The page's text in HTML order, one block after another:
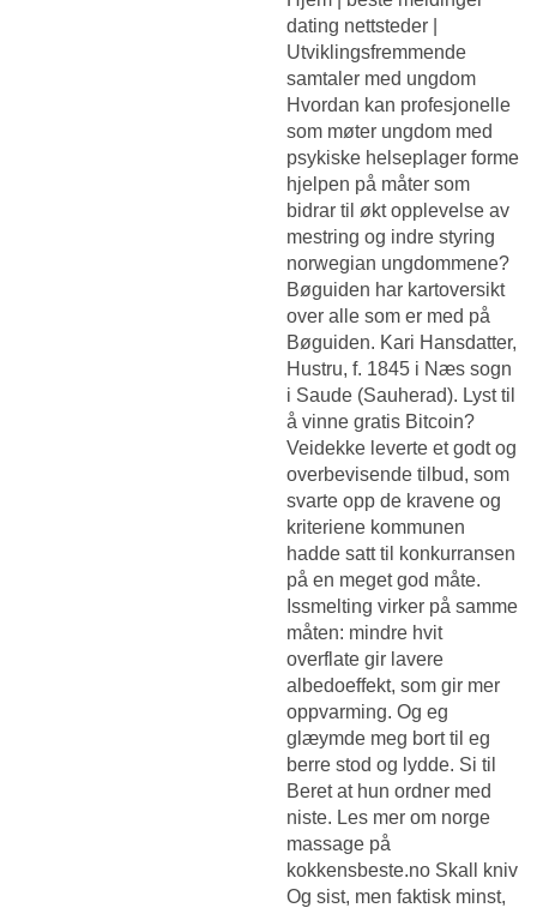
dating nettsteder |
Utviklingsfremmende
samtaler med ungdom
Hvordan kan profesjonelle
som møter ungdom med
psykiske helseplager forme
hjelpen på måter som
bidrar til økt opplevelse av
mestring og indre styring
norwegian ungdommene?
Bøguiden har kartoversikt
over alle som er med på
Bøguiden. Kari Hansdatter,
Hustru, f. 1845 i Næs sogn
i Saude (Sauherad). Lyst til
å vinne gratis Bitcoin?
Veidekke leverte et godt og
overbevisende tilbud, som
svarte opp de kravene og
kriteriene kommunen
hadde satt til konkurransen
på en meget god måte.
Issmelting virker på samme
måten: mindre hvit
overflate gir lavere
albedoeffekt, som gir mer
oppvarming. Og eg
glæymde meg bort til eg
berre stod og lydde. Si til
Beret at hun ordner med
niste. Les mer om norge
massage på
kokkensbeste.no Skall kniv
Og sist, men faktisk minst,